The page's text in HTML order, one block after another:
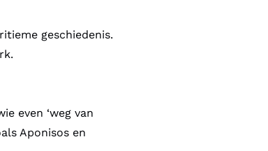
geschiedenis.
even ‘weg van
Aponisos en